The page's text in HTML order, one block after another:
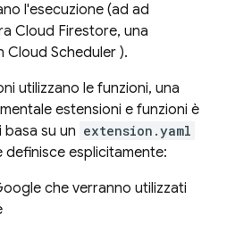
l'esecuzione (ad ad
Cloud Firestore, una
Cloud Scheduler ).
utilizzano le funzioni, una
estensioni e funzioni è
basa su un extension.yaml
definisce esplicitamente:
che verranno utilizzati